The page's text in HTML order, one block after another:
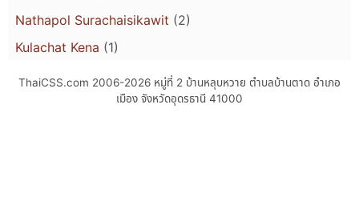
Nathapol Surachaisikawit (2)
Kulachat Kena (1)
ThaiCSS.com 2006-2026 หมู่ที่ 2 บ้านหลุบหวาย ตำบลบ้านตาด อำเภอ
เมือง จังหวัดอุดรธานี 41000